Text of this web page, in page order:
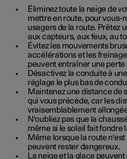
Éliminez toute la neige de
mettre en route, pour vous-
usagers de la route. Prêtez
aux capteurs, aux feux, au
Évitez les mouvements
accélérations et les
peuvent entraîner une
Désactivez la conduite à
réglage le plus bas de
Maintenez une distance de
qui vous précède, car les
vraisemblablement
N'oubliez pas que la
même si le soleil fait fondre
Même lorsque la route
peuvent rester dangereux.
La neige et la glace